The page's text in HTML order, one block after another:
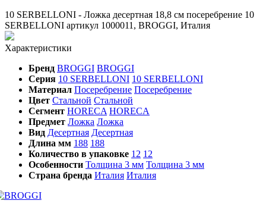
10 SERBELLONI - Ложка десертная 18,8 см посеребрение 10
SERBELLONI артикул 1000011, BROGGI, Италия
Характеристики
Бренд BROGGI BROGGI
Серия 10 SERBELLONI 10 SERBELLONI
Материал Посеребрение Посеребрение
Цвет Стальной Стальной
Сегмент HORECA HORECA
Предмет Ложка Ложка
Вид Десертная Десертная
Длина мм 188 188
Количество в упаковке 12 12
Особенности Толщина 3 мм Толщина 3 мм
Страна бренда Италия Италия